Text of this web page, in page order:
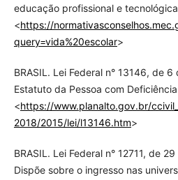
educação profissional e
<https://
query=vida%20escolar>
BRASIL. Lei Federal n° 13146, de
Estatuto da Pessoa com
<https://www.planalto.gov.br/
2018/2015/lei/l13146.htm>
BRASIL. Lei Federal n° 12711, de
Dispõe sobre o ingresso nas